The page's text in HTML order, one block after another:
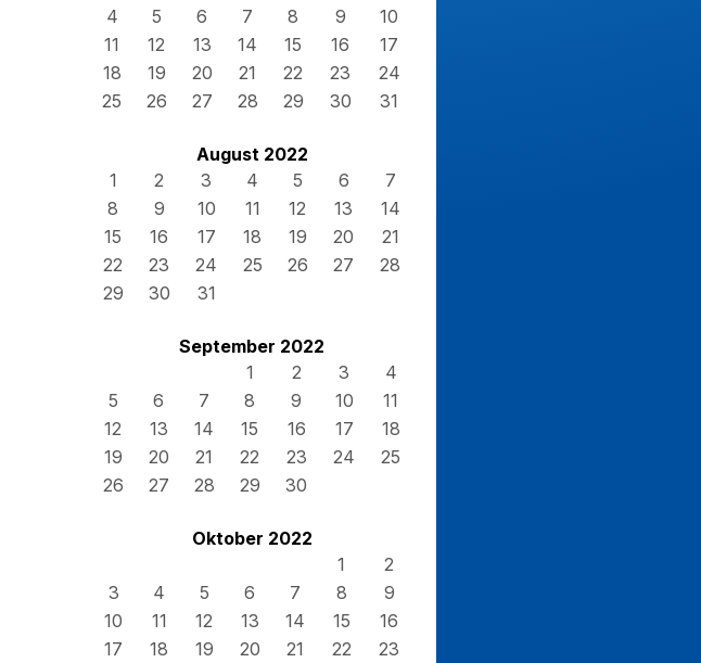
4
5 6 7 8 9
10
11
12 13 14 15 16
17
18
19 20 21 22 23
24
25
26 27 28 29 30 31
August 2022
1
2 3 4 5 6
7
8
9 10 11 12 13
14
15
16 17 18 19 20
21
22
23 24 25 26 27
28
29
30 31
September 2022
1
2 3
4
5
6 7 8 9 10
11
12
13 14 15 16 17
18
19
20 21 22 23 24
25
26
27 28 29 30
Oktober 2022
1
2
3
4 5 6 7 8
9
10
11 12 13 14 15
16
17
18 19 20 21 22
23